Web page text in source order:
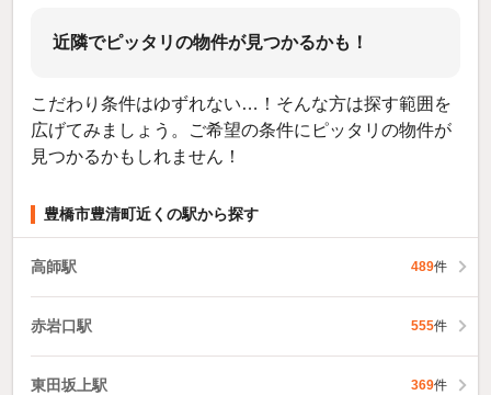
近隣でピッタリの物件が見つかるかも！
こだわり条件はゆずれない…！そんな方は探す範囲を
広げてみましょう。ご希望の条件にピッタリの物件が
見つかるかもしれません！
豊橋市豊清町近くの駅から探す
高師駅 489件
赤岩口駅 555件
東田坂上駅 369件